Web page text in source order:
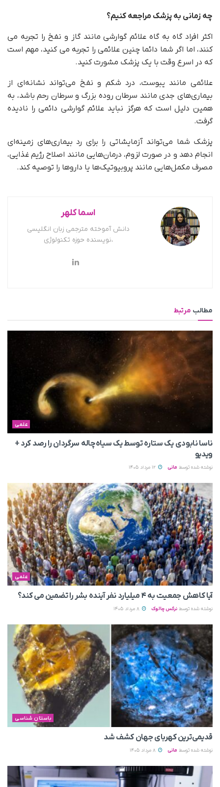
چه زمانی به پزشک مراجعه کنیم؟
اکثر افراد گاه به گاه علائم گوارشی مانند گاز و نفخ را تجربه می
کنند، اما اگر شما دائما چنین علائمی را تجربه می کنید، مهم است
که در اسرع وقت با یک پزشک مشورت کنید.
علائمی مانند یبوست، درد شکم و نفخ می‌تواند نشانه‌ای از
بیماری‌های جدی مانند سرطان روده بزرگ و سرطان رحم باشد، به
همین دلیل است که هرگز نباید علائم گوارشی دائمی را نادیده
گرفت.
پزشک شما می‌تواند آزمایشاتی را برای رد بیماری‌های زمینه‌ای
انجام دهد و در صورت لزوم، درمان‌هایی مانند اصلاح رژیم غذایی،
مصرف مکمل‌هایی مانند پروبیوتیک‌ها یا داروها را توصیه کند.
اسما کلهر
دانش آموخته مترجمی زبان انگلیسی
،نویسنده حوزه تکنولوژی
مطالب مرتبط
علمی
ناسا نابودی یک ستاره توسط یک سیاه‌چاله سرگردان را رصد کرد +
ویدیو
نوشته شده توسط مانی
علمی
آیا کاهش جمعیت به ۴ میلیارد نفر آینده بشر را تضمین می‌ کند؟
نوشته شده توسط نرگس چالوک
باستان شناسی
قدیمی‌ترین کهربای جهان کشف شد
نوشته شده توسط مانی